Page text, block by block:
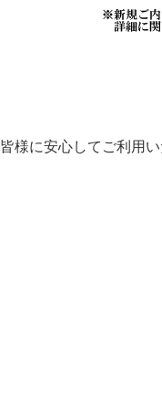
様に安心してご利用